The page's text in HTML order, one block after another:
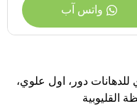
واتس آب
دور، اول علوي،
القليوبية